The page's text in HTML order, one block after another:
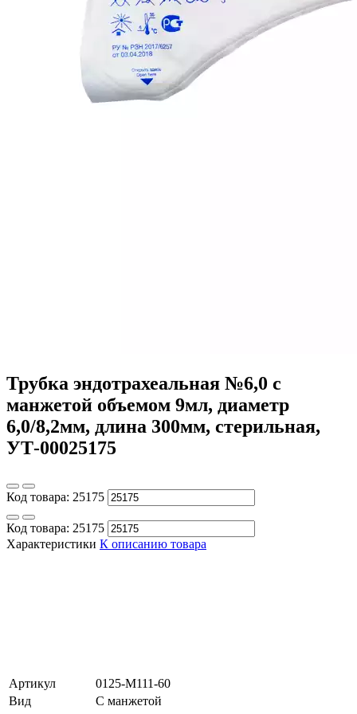
Трубка эндотрахеальная №6,0 с
манжетой объемом 9мл, диаметр
6,0/8,2мм, длина 300мм, стерильная,
УТ-00025175
Код товара: 25175
Код товара: 25175
Характеристики К описанию товара
Артикул
0125-M111-60
Вид
С манжетой